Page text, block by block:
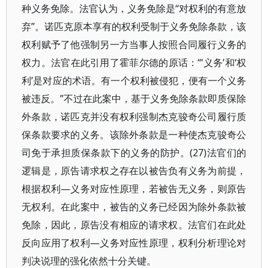
种义务免除。法官认为，义务免除是“对权利的有意放
弃”。诺匹克原本享有的权利受制于义务免除条款，该
权利赋予了他强制另一方当事人按照合同履行义务的
权力。法官在此引用了霍菲尔德的原话：“‘义务’和‘权
利’是对应的术语。有一个权利被侵犯，便有一个义务
被违反。”不过在此案中，基于义务免除条款即质保除
外条款，诺匹克并没有权利强制杰克骏奇公司履行质
保条款要求的义务。该除外条款是一种使杰克骏奇公
司免于承担质保条款下的义务的防护。(27)法官们的
逻辑是，原告请求权之存在以被告负有义务为前提，
根据权利—义务对应性原理，若被告无义务，则原告
无权利。在此案中，被告的义务已经因为除外条款被
免除，因此，原告没有相应的请求权。法官们在此处
反向应用了权利—义务对应性原理，权利分析理论对
判决说理的强化依然十分关键。